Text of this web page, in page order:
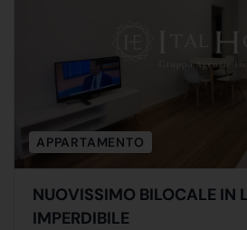
APPARTAMENTO
NUOVISSIMO BILOCALE IN
IMPERDIBILE